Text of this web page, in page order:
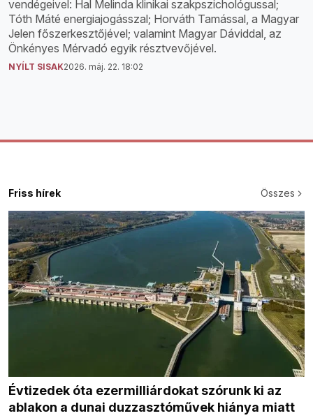
vendégeivel: Hal Melinda klinikai szakpszichológussal;
Tóth Máté energiajogásszal; Horváth Tamással, a Magyar
Jelen főszerkesztőjével; valamint Magyar Dáviddal, az
Önkényes Mérvadó egyik résztvevőjével.
NYÍLT SISAK2026. máj. 22. 18:02
Friss hírek Összes
Évtizedek óta ezermilliárdokat szórunk ki az
ablakon a dunai duzzasztóművek hiánya miatt